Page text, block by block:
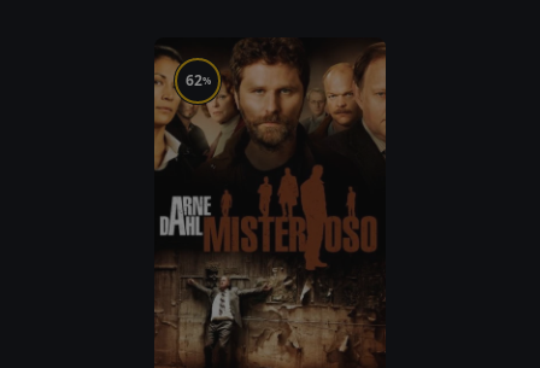
62%